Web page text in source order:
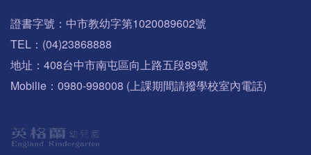
證書字號：中市教幼字第1020089602號
TEL：(04)23868888
地址：408台中市南屯區向上路五段89號
Mobilie：0980-998008 (上課期間請撥學校室內電話)